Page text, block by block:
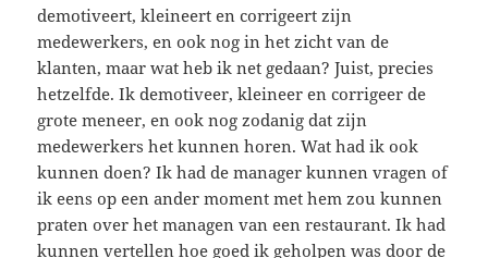
demotiveert, kleineert en corrigeert zijn
medewerkers, en ook nog in het zicht van de
klanten, maar wat heb ik net gedaan? Juist, precies
hetzelfde. Ik demotiveer, kleineer en corrigeer de
grote meneer, en ook nog zodanig dat zijn
medewerkers het kunnen horen. Wat had ik ook
kunnen doen? Ik had de manager kunnen vragen of
ik eens op een ander moment met hem zou kunnen
praten over het managen van een restaurant. Ik had
kunnen vertellen hoe goed ik geholpen was door de